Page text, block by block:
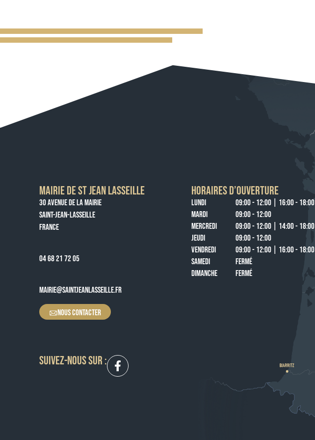
MAIRIE DE ST JEAN LASSEILLE
30 AVENUE DE LA MAIRIE
SAINT-JEAN-LASSEILLE
FRANCE
04 68 21 72 05
MAIRIE@SAINTJEANLASSEILLE.FR
NOUS CONTACTER
HORAIRES D’OUVERTURE
LUNDI
09:00 - 12:00 | 16:00 - 18:00
MARDI
09:00 - 12:00
MERCREDI
09:00 - 12:00 | 14:00 - 18:00
JEUDI
09:00 - 12:00
VENDREDI
09:00 - 12:00 | 16:00 - 18:00
SAMEDI
FERMÉ
DIMANCHE
FERMÉ
SUIVEZ-NOUS SUR :